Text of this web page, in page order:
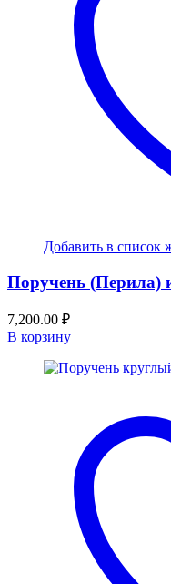
Добавить в список
Поручень (Перила)
7,200.00 ₽
В корзину